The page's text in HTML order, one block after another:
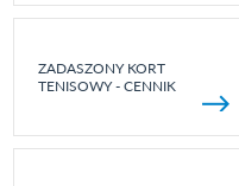
ZADASZONY KORT
TENISOWY - CENNIK